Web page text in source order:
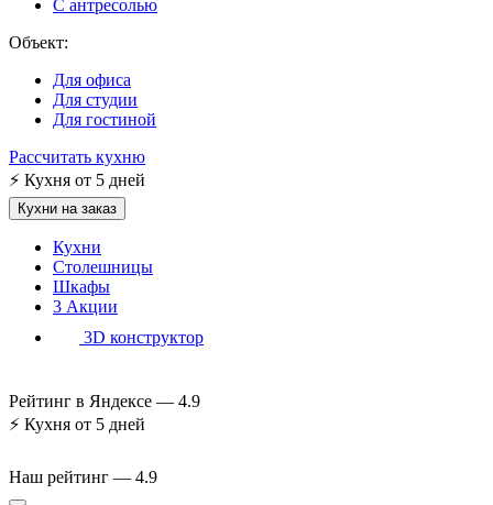
С антресолью
Объект:
Для офиса
Для студии
Для гостиной
Рассчитать кухню
⚡ Кухня от 5 дней
Кухни на заказ
Кухни
Столешницы
Шкафы
3 Акции
3D конструктор
Рейтинг в Яндексе — 4.9
⚡ Кухня от 5 дней
Наш рейтинг — 4.9